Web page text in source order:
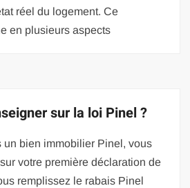
réel du logement. Ce
en plusieurs aspects
sur la loi Pinel ?
un bien immobilier Pinel, vous
votre première déclaration de
remplissez le rabais Pinel